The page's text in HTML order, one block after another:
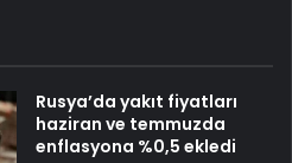
Rusya’da yakıt fiyatları
haziran ve temmuzda
enflasyona %0,5 ekledi